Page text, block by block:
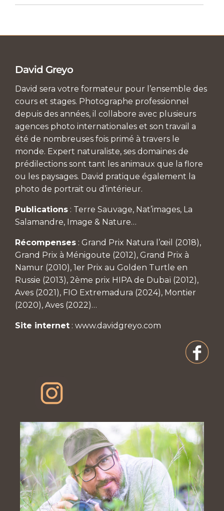
David Greyo
David sera votre formateur pour l’ensemble des
cours et stages. Photographe professionnel
depuis des années, il collabore avec plusieurs
agences photo internationales et son travail a
été de nombreuses fois primé à travers le
monde. Expert naturaliste, ses domaines de
prédilections sont tant les animaux que la flore
ou les paysages. David pratique également la
photo de portrait ou d’intérieur.
Publications : Terre Sauvage, Nat’images, La
Salamandre, Image & Nature…
Récompenses : Grand Prix Natura l’œil (2018),
Grand Prix à Ménigoute (2012), Grand Prix à
Namur (2010), 1er Prix au Golden Turtle en
Russie (2013), 2ème prix HIPA de Dubaï (2012),
Aves (2021), FIO Extremadura (2024), Montier
(2020), Aves (2022)…
Site internet : www.davidgreyo.com